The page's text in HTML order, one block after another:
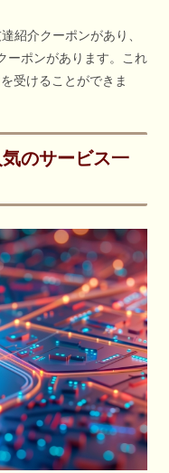
紹介クーポンがあり、
ーポンがあります。これ
受けることができま
のサービス一